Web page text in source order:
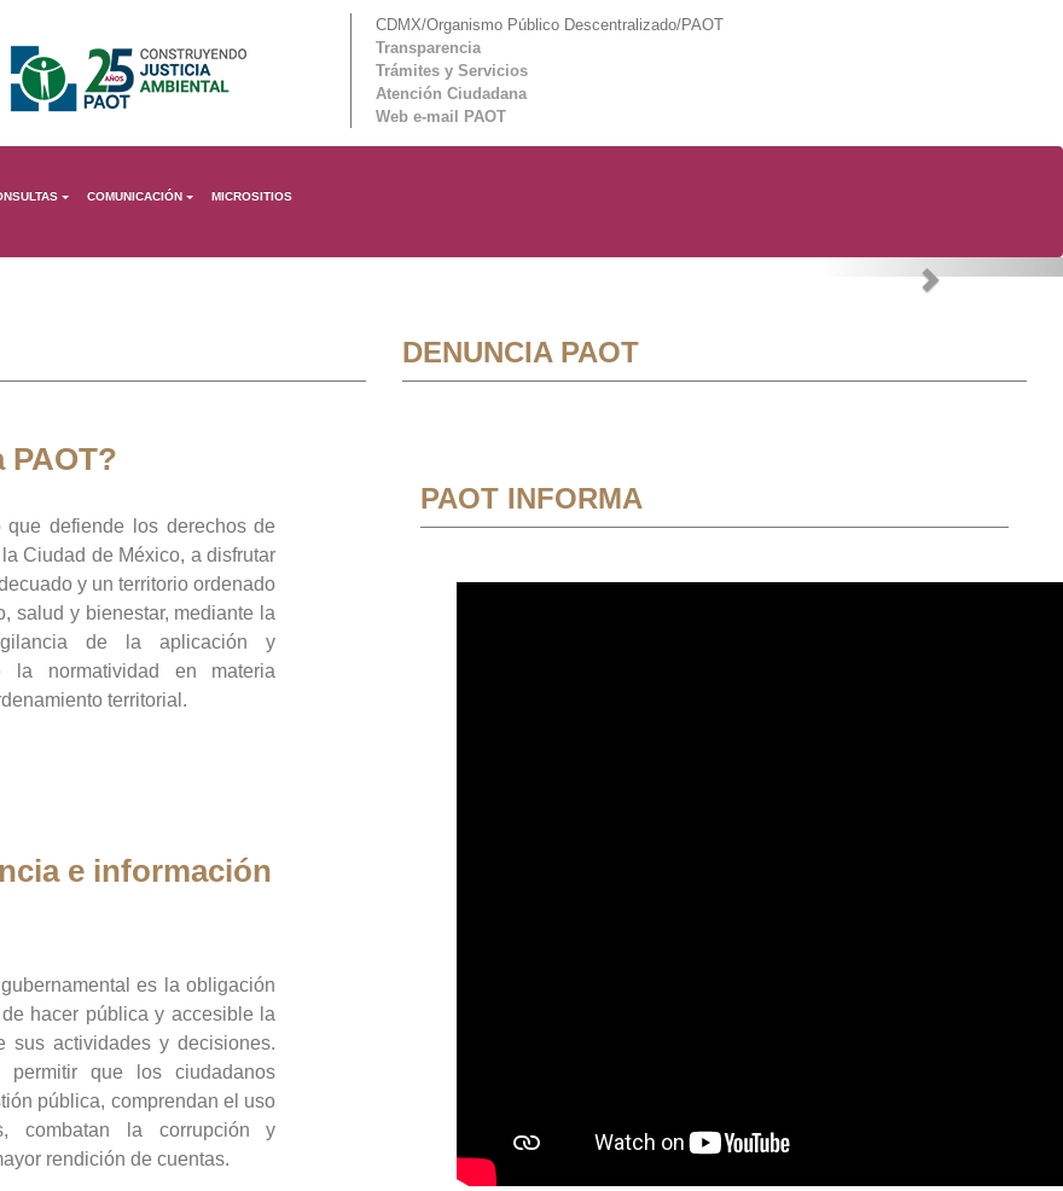
CDMX/Organismo Público Descentralizado/PAOT
Transparencia
Trámites y Servicios
Atención Ciudadana
Web e-mail PAOT
COMUNICACIÓN MICROSITIOS
Next
PAOT?
que defiende los derechos de
Ciudad de México, a disfrutar
y un territorio ordenado
salud y bienestar, mediante la
de la aplicación y
la normatividad en materia
territorial.
e información
es la obligación
hacer pública y accesible la
sus actividades y decisiones.
permitir que los ciudadanos
pública, comprendan el uso
combatan la corrupción y
rendición de cuentas.
DENUNCIA PAOT
PAOT INFORMA